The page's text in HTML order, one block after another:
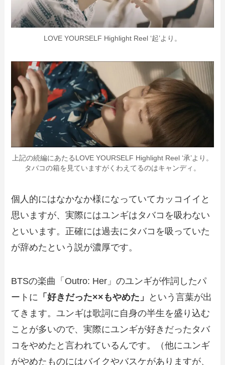
LOVE YOURSELF Highlight Reel ‘起’より。
上記の続編にあたるLOVE YOURSELF Highlight Reel ‘承’より。
タバコの箱を見ていますがくわえてるのはキャンディ。
個人的にはなかなか様になっていてカッコイイと
思いますが、実際にはユンギはタバコを吸わない
といいます。正確には過去にタバコを吸っていた
が辞めたという説が濃厚です。
BTSの楽曲「Outro: Her」のユンギが作詞したパ
ートに 「好きだった××もやめた」
という言葉が出
てきます。ユンギは歌詞に自身の半生を盛り込む
ことが多いので、実際にユンギが好きだったタバ
コをやめたと言われているんです。（他にユンギ
がやめたものにはバイクやバスケがありますが、